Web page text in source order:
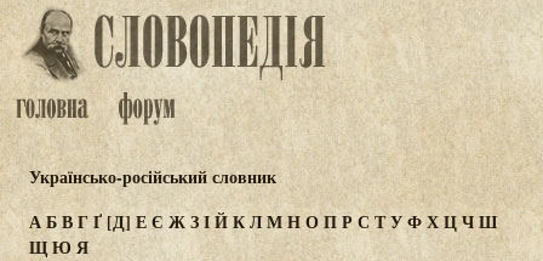
Українсько-російський словник
АБВГҐ[Д] ЕЄ ЖЗІЙКЛМНОПР С ТУФХЦЧШ
ЩЮ Я